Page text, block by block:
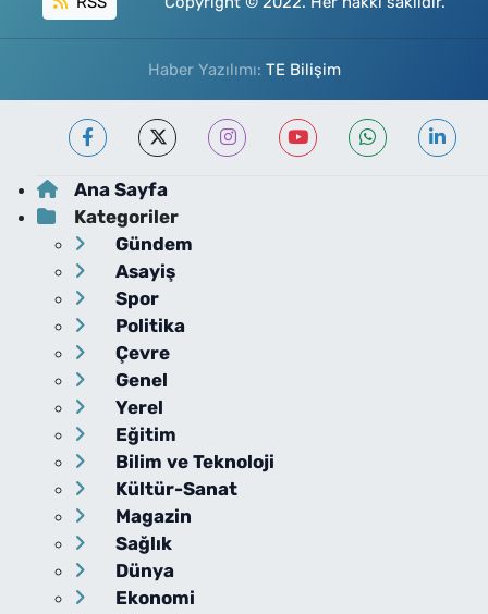
Haber Yazılımı: TE Bilişim
Ana Sayfa
Kategoriler
Gündem
Asayiş
Spor
Politika
Çevre
Genel
Yerel
Eğitim
Bilim ve Teknoloji
Kültür-Sanat
Magazin
Sağlık
Dünya
Ekonomi